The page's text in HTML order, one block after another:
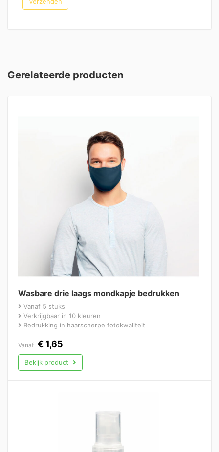
Gerelateerde producten
Wasbare drie laags mondkapje bedrukken
Vanaf 5 stuks
Verkrijgbaar in 10 kleuren
Bedrukking in haarscherpe fotokwaliteit
Vanaf € 1,65
Bekijk product